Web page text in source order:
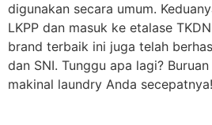
digunakan secara umum.
LKPP dan masuk ke etalase
brand terbaik ini juga telah
dan SNI. Tunggu apa lagi?
makinal laundry Anda secepatnya!